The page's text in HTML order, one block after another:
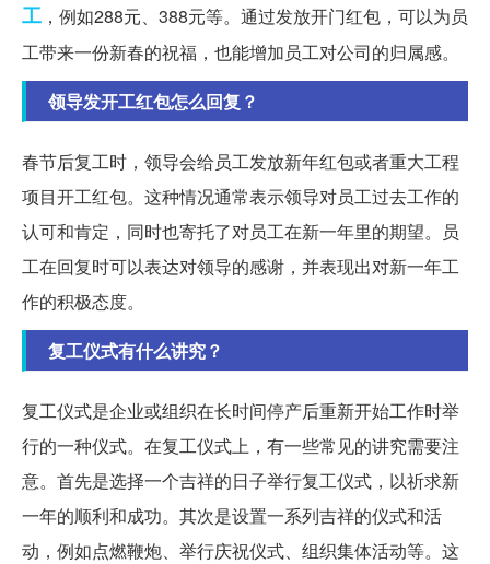
工 ，例如288元、388元等。通过发放开门红包，可以为员
工带来一份新春的祝福，也能增加员工对公司的归属感。
领导发开工红包怎么回复？
春节后复工时，领导会给员工发放新年红包或者重大工程
项目开工红包。这种情况通常表示领导对员工过去工作的
认可和肯定，同时也寄托了对员工在新一年里的期望。员
工在回复时可以表达对领导的感谢，并表现出对新一年工
作的积极态度。
复工仪式有什么讲究？
复工仪式是企业或组织在长时间停产后重新开始工作时举
行的一种仪式。在复工仪式上，有一些常见的讲究需要注
意。首先是选择一个吉祥的日子举行复工仪式，以祈求新
一年的顺利和成功。其次是设置一系列吉祥的仪式和活
动，例如点燃鞭炮、举行庆祝仪式、组织集体活动等。这